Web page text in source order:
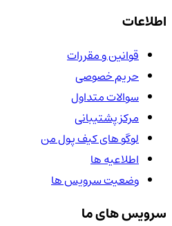
اطلاعات
قوانین و مقررات
حریم خصوصی
سوالات متداول
مرکز پشتیبانی
لوگو های کیف پول من
اطلاعیه ها
وضعیت سرویس ها
سرویس های ما